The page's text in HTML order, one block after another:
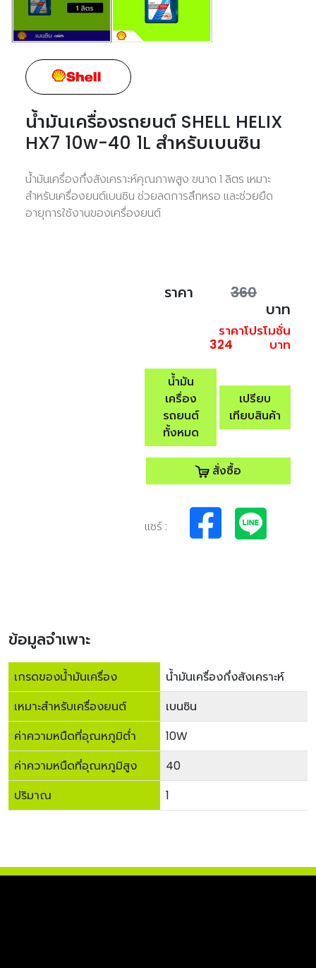
น้ำมันเครื่องรถยนต์ SHELL HELIX
HX7 10w-40 1L สำหรับเบนซิน
น้ำมันเครื่องกึ่งสังเคราะห์คุณภาพสูง ขนาด 1 ลิตร เหมาะ
สำหรับเครื่องยนต์เบนซิน ช่วยลดการสึกหรอ และช่วยยืด
อายุการใช้งานของเครื่องยนต์
ราคา
360
บาท
ราคาโปรโมชั่น
324
บาท
น้ำมัน
เครื่อง
รถยนต์
ทั้งหมด
เปรียบ
เทียบสินค้า
สั่งซื้อ
แชร์ :
ข้อมูลจำเพาะ
เกรดของน้ำมันเครื่อง
น้ำมันเครื่องกึ่งสังเคราะห์
เหมาะสำหรับเครื่องยนต์
เบนซิน
ค่าความหนืดที่อุณหภูมิต่ำ
10W
ค่าความหนืดที่อุณหภูมิสูง
40
ปริมาณ
1